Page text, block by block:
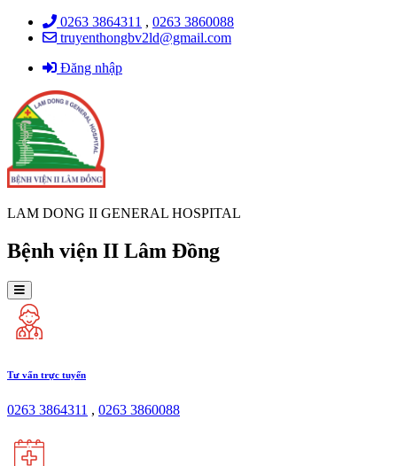
0263 3864311 , 0263 3860088
truyenthongbv2ld@gmail.com
Đăng nhập
LAM DONG II GENERAL HOSPITAL
Bệnh viện II Lâm Đồng
Tư vấn trực tuyến
0263 3864311 , 0263 3860088